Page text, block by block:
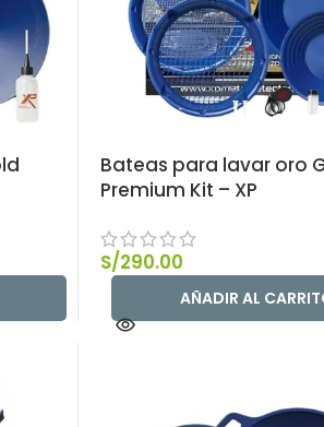
Bateas para lavar oro
Premium Kit – XP
S/290.00
AÑADIR AL